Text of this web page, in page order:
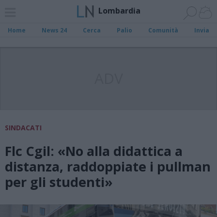
Lombardia
Home News 24 Cerca Palio Comunità Invia
SINDACATI
Flc Cgil: «No alla didattica a
distanza, raddoppiate i pullman
per gli studenti»